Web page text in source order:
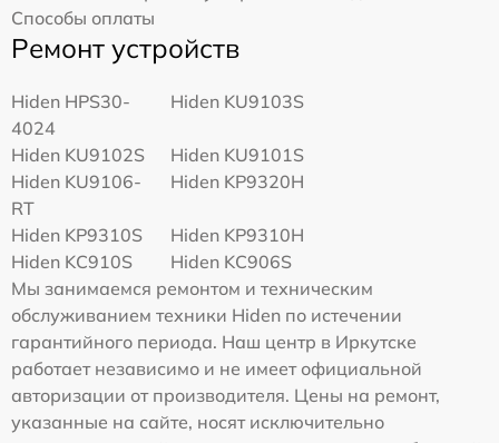
Способы оплаты
Ремонт устройств
Hiden HPS30-
4024
Hiden KU9103S
Hiden KU9102S
Hiden KU9101S
Hiden KU9106-
RT
Hiden KP9320H
Hiden KP9310S
Hiden KP9310H
Hiden KC910S
Hiden KC906S
Мы занимаемся ремонтом и техническим
обслуживанием техники Hiden по истечении
гарантийного периода. Наш центр в Иркутске
работает независимо и не имеет официальной
авторизации от производителя. Цены на ремонт,
указанные на сайте, носят исключительно